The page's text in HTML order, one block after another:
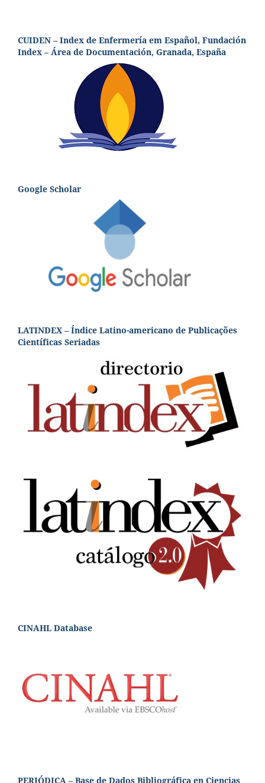
CUIDEN – Index de Enfermería em Español, Fundación
Index – Área de Documentación, Granada, España
Google Scholar
LATINDEX – Índice Latino-americano de Publicações
Científicas Seriadas
CINAHL Database
PERIÓDICA – Base de Dados Bibliográfica en Ciencias